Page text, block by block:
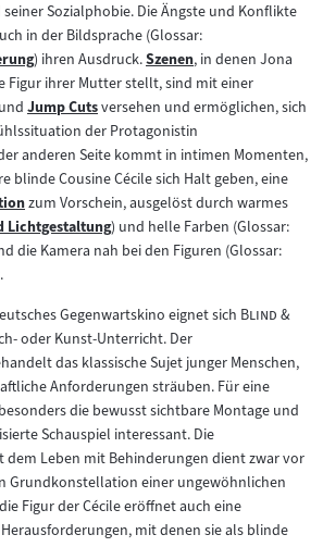
Sozialphobie. Die Ängste und Konflikte
in der Bildsprache (Glossar:
) ihren Ausdruck.Zum
Inhalt:
Szenen, in denen Jona
Figur ihrer Mutter stellt, sind mit einer
und Zum
Inhalt:
Jump Cutsversehen und ermöglichen, sich
der Protagonistin
anderen Seite kommt in intimen Momenten,
blinde Cousine Cécile sich Halt geben, eine
zum Vorschein, ausgelöst durch warmes
Lichtgestaltung) und helle Farben (Glossar:
die Kamera nah bei den Figuren (Glossar:
Gegenwartskino eignet sich "Blind &
oder Kunst-Unterricht. Der
das klassische Sujet junger Menschen,
Anforderungen sträuben. Für eine
die bewusst sichtbare Montage und
Schauspiel interessant. Die
dem Leben mit Behinderungen dient zwar vor
Grundkonstellation einer ungewöhnlichen
Figur der Cécile eröffnet auch eine
mit denen sie als blinde